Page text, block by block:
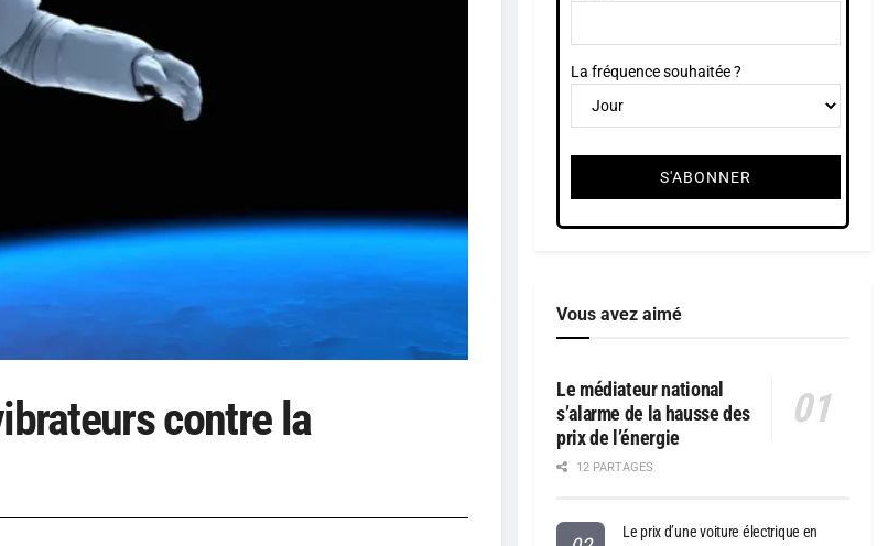
contre la
La fréquence souhaitée ?
Vous avez aimé
Le médiateur national
s’alarme de la hausse des
prix de l’énergie
12 PARTAGES
Le prix d’une voiture électrique en